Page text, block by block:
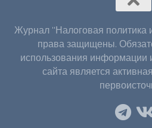
Журнал "Налоговая политика
права защищены.
использования информации
сайта является